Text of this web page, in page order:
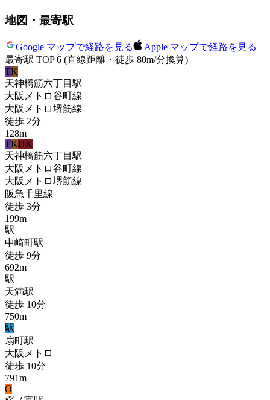
地図・最寄駅
Google マップで経路を見る
Apple マップで経路を見る
最寄駅 TOP 6 (直線距離・徒歩 80m/分換算)
TK
天神橋筋六丁目 駅
大阪メトロ谷町線
大阪メトロ堺筋線
徒歩 2分
128m
TKHK
天神橋筋六丁目 駅
大阪メトロ谷町線
大阪メトロ堺筋線
阪急千里線
徒歩 3分
199m
駅
中崎町駅
徒歩 9分
692m
駅
天満駅
徒歩 10分
750m
駅
扇町駅
大阪メトロ
徒歩 10分
791m
O